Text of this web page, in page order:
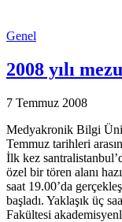
Genel
2008 yılı
7 Temmuz 2008
Medyakronik Bilgi
Temmuz tarihleri
İlk kez
özel bir tören alanı
saat 19.00’da
başladı. Yaklaşık üç
Fakültesi